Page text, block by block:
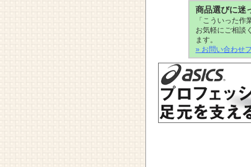
商品選びに迷
「こういった
お気軽にご相談
ます。
» お問い合わせ